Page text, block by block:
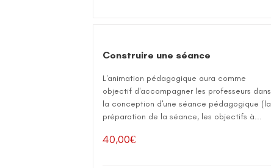
Construire une séance
L'animation pédagogique aura comme
objectif d'accompagner les professeurs dans
la conception d'une séance pédagogique (la
préparation de la séance, les objectifs à...
40,00€